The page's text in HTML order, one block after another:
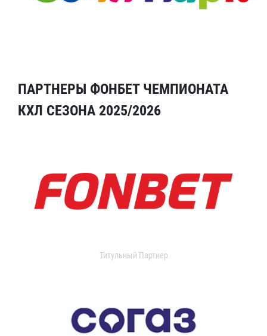
ПАРТНЕРЫ ФОНБЕТ ЧЕМПИОНАТА
КХЛ СЕЗОНА 2025/2026
Титульный Партнер